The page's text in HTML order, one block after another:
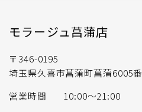
モラージュ菖蒲店
〒346-0195
埼玉県久喜市菖蒲町菖蒲6005
営業時間
10:00〜21:00